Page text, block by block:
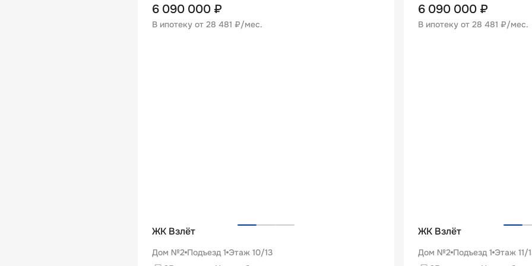
6 090 000 ₽
В ипотеку от 28 481 ₽/мес.
ЖК Взлёт
Дом №2 Подъезд 1 Этаж 10/13
6 090 000 ₽
В ипотеку от 28 481 ₽/мес.
ЖК Взлёт
Дом №2 Подъезд 1 Этаж 11/